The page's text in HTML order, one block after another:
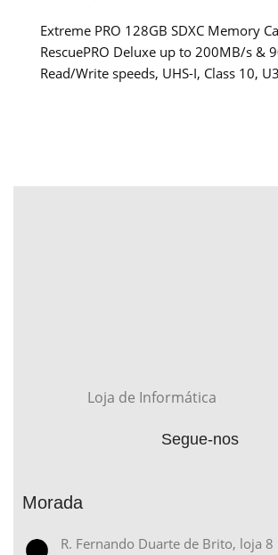
Extreme PRO 128GB SDXC Memory
RescuePRO Deluxe up to 200MB/s &
Read/Write speeds, UHS-I, Class 10,
Loja de Informática
Segue-nos
Morada
R. Fernando Duarte de Brito, loja 8